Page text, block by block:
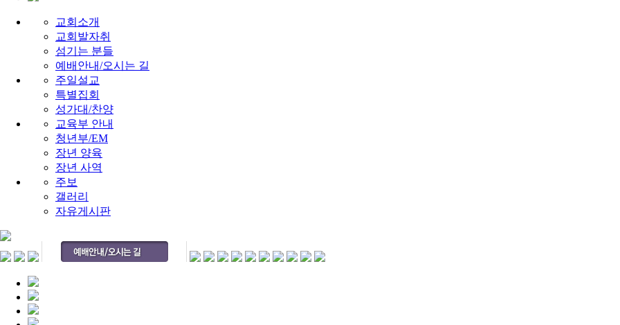
교회소개
교회발자취
섬기는 분들
예배안내/오시는 길
주일설교
특별집회
성가대/찬양
교육부 안내
청년부/EM
장년 양육
장년 사역
주보
갤러리
자유게시판